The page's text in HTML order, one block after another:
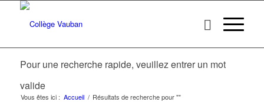
Pour une recherche rapide, veuillez entrer un mot
valide
Vous êtes ici : Accueil / Résultats de recherche pour ""